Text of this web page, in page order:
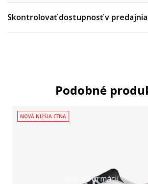
Skontrolovať dostupnosť v
Podobné
Viac informácií
NOVÁ NIŽŠIA CENA